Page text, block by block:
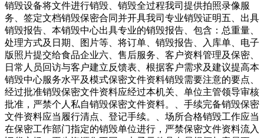
销毁设备将文件进行销毁、销毁全过程我司提供拍照录像服
务、签定文档销毁保密合同并开具我司专业销毁证明五、出具
销毁报告、本销毁中心出具专业的销毁报告、包含：总重量、
处理方式及日期、图片等、将订单、销毁报告、入库单、电子
版照片提交给食品企业六、售后服务、客户资料管理及保密、
日常人员回访与客户建立反馈表、根据客户需求及建议提高本
销毁中心服务水平及模式保密文件资料销毁需要注意的要点、
经过批准销毁保密文件资料应经过本机关、单位主管领导审核
批准，严禁个人私自销毁保密文件资料。、手续完备销毁保密
文件资料应当履行清点、登记手续。、场所合格销毁工作应当
在保密工作部门指定的销毁单位进行，严禁保密文件资料流入